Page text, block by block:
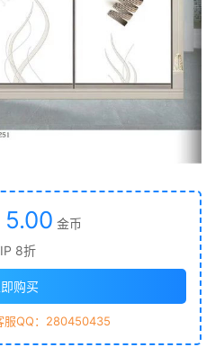
5.00 金币
8折
购买
服QQ：280450435